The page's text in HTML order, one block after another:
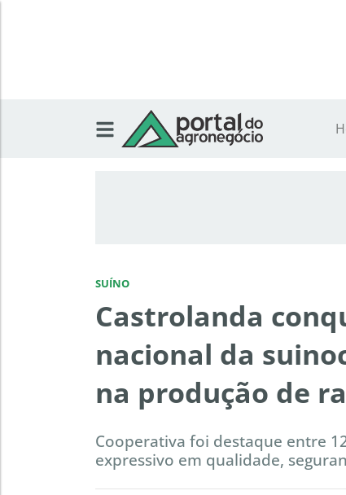
SUÍNO
Castrolanda
nacional da
na produção de
Cooperativa foi destaque entre
expressivo em qualidade,